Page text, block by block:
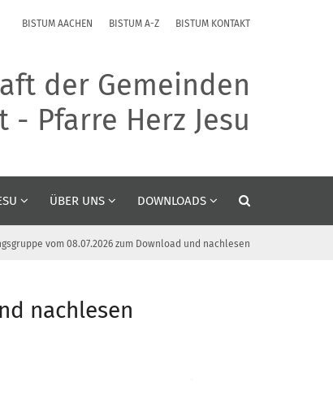
BISTUM AACHEN BISTUM A-Z BISTUM KONTAKT
der Gemeinden
- Pfarre Herz Jesu
ÜBER UNS DOWNLOADS
vom 08.07.2026 zum Download und nachlesen
nachlesen